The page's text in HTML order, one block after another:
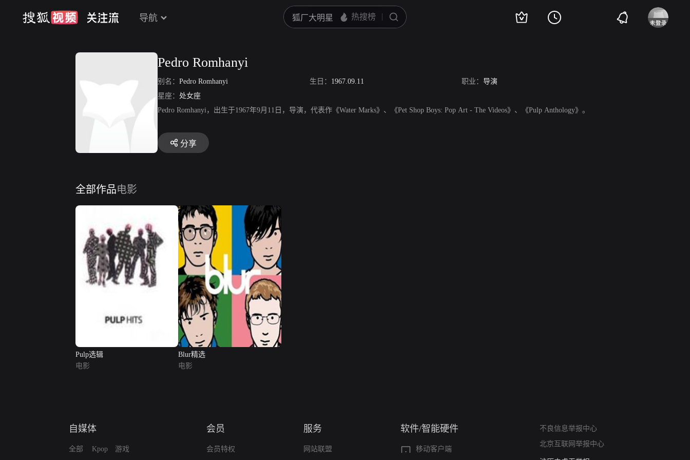
导航
Pedro Romhanyi
别名： Pedro Romhanyi 生日： 1967.09.11 职业： 导演
星座： 处女座
Pedro Romhanyi，出生于1967年9月11日，导演，代表作《Water Marks》、《Pet Shop Boys: Pop Art - The Videos》、《Pulp Anthology》。
分享
全部作品电影
Pulp选辑
电影
Blur精选
电影
自媒体
全部 Kpop 游戏
会员
会员特权
服务
网站联盟
软件/智能硬件
移动客户端
不良信息举报中心
北京互联网举报中心
亚运会举报专区